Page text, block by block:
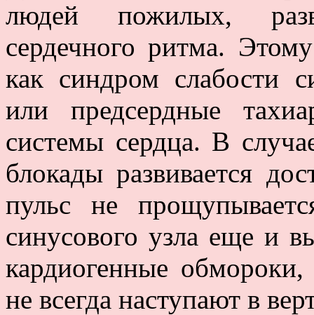
людей пожилых,
сердечного ритма.
как синдром слабости
или предсердные
системы сердца. В
блокады развивается
пульс не
синусового узла еще и
кардиогенные
не всегда наступают в